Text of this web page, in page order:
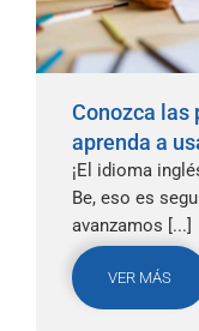
Conozca las
aprenda a
¡El idioma
Be, eso es
avanzamos [...]
VER MÁS